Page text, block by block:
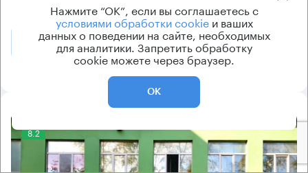
Позвонить Получить презентацию
8.2
Нажмите “ОК”, если вы соглашаетесь с
условиями обработки cookieи ваших
данных о поведении на сайте, необходимых
для аналитики. Запретить обработку
cookie можете через браузер.
ОК